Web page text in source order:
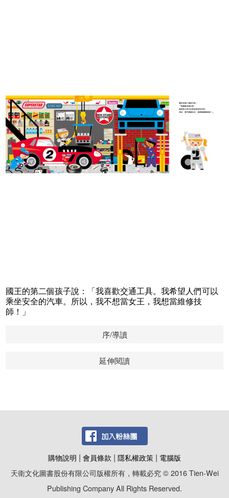
國王的第二個孩子說：「我喜歡交通工具。我希望人們可以
乘坐安全的汽車。所以，我不想當女王，我想當維修技
師！」
序/導讀
延伸閱讀
購物說明 | 會員條款 | 隱私權政策 | 電腦版
天衛文化圖書股份有限公司版權所有，轉載必究 © 2016 Tien-Wei
Publishing Company All Rights Reserved.